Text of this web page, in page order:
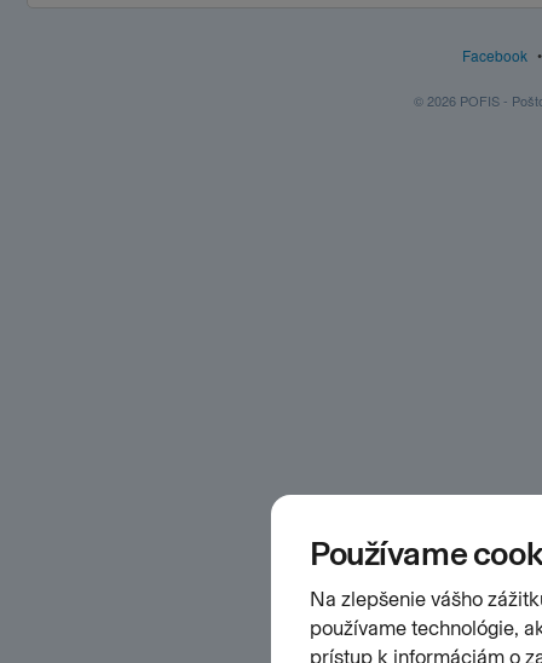
Facebook
© 2026 POFIS -